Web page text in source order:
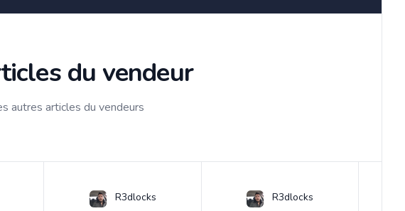
du vendeur
autres articles du vendeurs
R3dlocks R3dlocks